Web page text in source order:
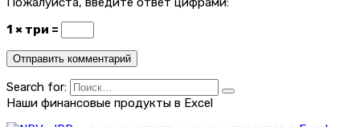
1 × три =
Search for:
Наши финансовые продукты в Excel